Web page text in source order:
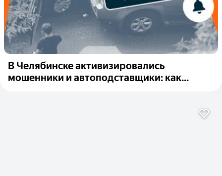
В Челябинске активизировались
мошенники и автоподставщики: как...